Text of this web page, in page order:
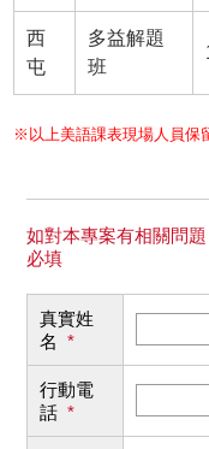
西
屯
多益解題
班
※以上美語課表現場人員保
如對本專案有相關問
必填
真實姓
名 *
行動電
話 *